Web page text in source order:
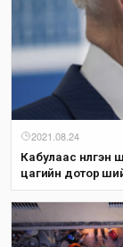
2021.08.24
Кабулаас нүүлгэн
цагийн дотор